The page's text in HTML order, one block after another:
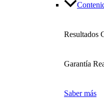
Resultados
Garantía
Saber más